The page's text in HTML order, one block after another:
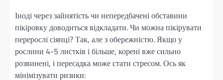
Іноді через зайнятість чи непередбачені обставини
пікіровку доводиться відкладати. Чи можна пікірувати
перерослі сіянці? Так, але з обережністю. Якщо у
рослини 4-5 листків і більше, корені вже сильно
розвинені, і пересадка може стати стресом. Ось як
мінімізувати ризики: